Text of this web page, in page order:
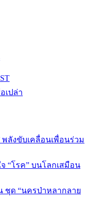
เปล่า
พลังขับเคลื่อนเพื่อนร่วม
“โรค” บนโลกเสมือน
ชุด “นครป่าหลากลาย